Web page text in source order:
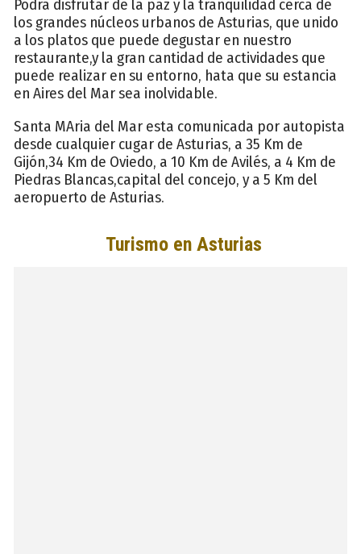
Podrá disfrutar de la paz y la tranquilidad cerca de
los grandes núcleos urbanos de Asturias, que unido
a los platos que puede degustar en nuestro
restaurante,y la gran cantidad de actividades que
puede realizar en su entorno, hata que su estancia
en Aires del Mar sea inolvidable.
Santa MAria del Mar esta comunicada por autopista
desde cualquier cugar de Asturias, a 35 Km de
Gijón,34 Km de Oviedo, a 10 Km de Avilés, a 4 Km de
Piedras Blancas,capital del concejo, y a 5 Km del
aeropuerto de Asturias.